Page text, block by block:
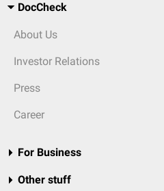
DocCheck
About Us
Investor Relations
Press
Career
For Business
Other stuff